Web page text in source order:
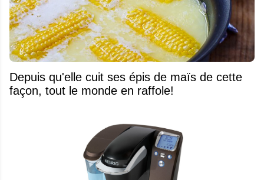
Depuis qu'elle cuit ses épis de maïs de cette
façon, tout le monde en raffole!